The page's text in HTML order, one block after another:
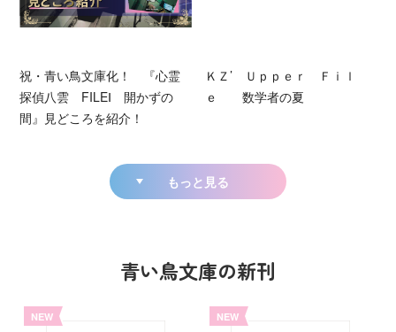
祝・青い鳥文庫化！ 『心霊
探偵八雲 FILEⅠ 開かずの
間』見どころを紹介！
ＫＺ’ Ｕｐｐｅｒ Ｆｉｌ
ｅ 数学者の夏
もっと見る
青い鳥文庫の新刊
NEW NEW